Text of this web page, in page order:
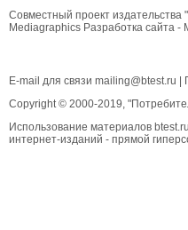
Совместный проект издательства
Mediagraphics Разработка сайта -
E-mail для связи mailing@btest.ru
Copyright © 2000-2019,
Использование материалов
интернет-изданий - прямой